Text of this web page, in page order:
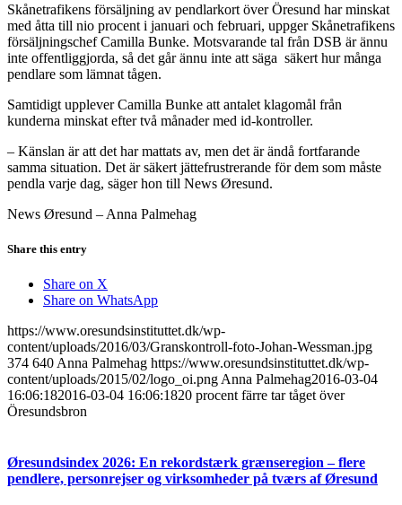
Skånetrafikens försäljning av pendlarkort över Öresund har minskat
med åtta till nio procent i januari och februari, uppger Skånetrafikens
försäljningschef Camilla Bunke. Motsvarande tal från DSB är ännu
inte offentliggjorda, så det går ännu inte att säga säkert hur många
pendlare som lämnat tågen.
Samtidigt upplever Camilla Bunke att antalet klagomål från
kunderna minskat efter två månader med id-kontroller.
– Känslan är att det har mattats av, men det är ändå fortfarande
samma situation. Det är säkert jättefrustrerande för dem som måste
pendla varje dag, säger hon till News Øresund.
News Øresund – Anna Palmehag
Share this entry
Share on X
Share on WhatsApp
https://www.oresundsinstituttet.dk/wp-
content/uploads/2016/03/Granskontroll-foto-Johan-Wessman.jpg
374 640 Anna Palmehag https://www.oresundsinstituttet.dk/wp-
content/uploads/2015/02/logo_oi.png Anna Palmehag2016-03-04
16:06:182016-03-04 16:06:1820 procent färre tar tåget över
Öresundsbron
Øresundsindex 2026: En rekordstærk grænseregion – flere
pendlere, personrejser og virksomheder på tværs af Øresund